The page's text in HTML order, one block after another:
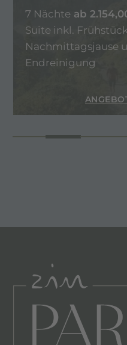
7 Nächte ab
Suite inkl.
Nachmittagsjause
Endreinigung